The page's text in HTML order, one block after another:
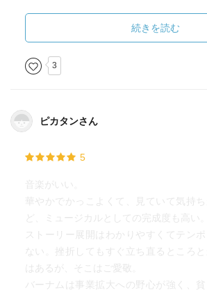
ミュージカルというよりはグレイテス
PVを2時間観ている感じではあったけど
えるので気持ちが塞ぎそうな時におススメ
続きを読む
3
ピカタンさん
5
音楽がいい。
華やかでかっこよくて、見ていて気持
ど、ミュージカルとしての完成度も高い。
ストーリー展開はわかりやすくてテン
ない。挫折してもすぐ立ち直るところ
はあるが、そこはご愛敬。
バーナムは事業拡大への野心が強く、貧